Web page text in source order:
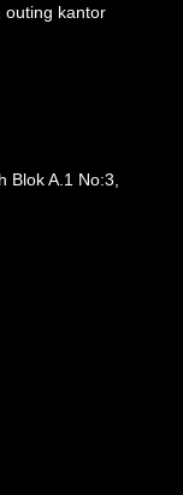
outing kantor
Blok A.1 No:3,